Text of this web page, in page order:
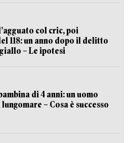
col cric, poi
118: un anno dopo il delitto
– Le ipotesi
di 4 anni: un uomo
– Cosa è successo